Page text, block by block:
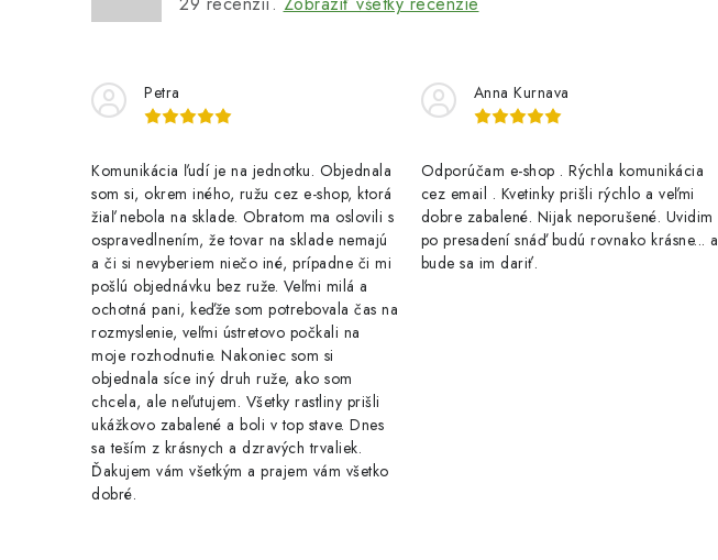
Petra
Komunikácia ľudí je na jednotku. Objednala
som si, okrem iného, ružu cez e-shop, ktorá
žiaľ nebola na sklade. Obratom ma oslovili s
ospravedlnením, že tovar na sklade nemajú
a či si nevyberiem niečo iné, prípadne či mi
pošlú objednávku bez ruže. Veľmi milá a
ochotná pani, keďže som potrebovala čas na
rozmyslenie, veľmi ústretovo počkali na
moje rozhodnutie. Nakoniec som si
objednala síce iný druh ruže, ako som
chcela, ale neľutujem. Všetky rastliny prišli
ukážkovo zabalené a boli v top stave. Dnes
sa teším z krásnych a dzravých trvaliek.
Ďakujem vám všetkým a prajem vám všetko
dobré.
Anna Kurnava
Odporúčam e-shop . Rýchla komunikácia
cez email . Kvetinky prišli rýchlo a veľmi
dobre zabalené. Nijak neporušené. Uvidim
po presadení snáď budú rovnako krásne... a
bude sa im dariť.